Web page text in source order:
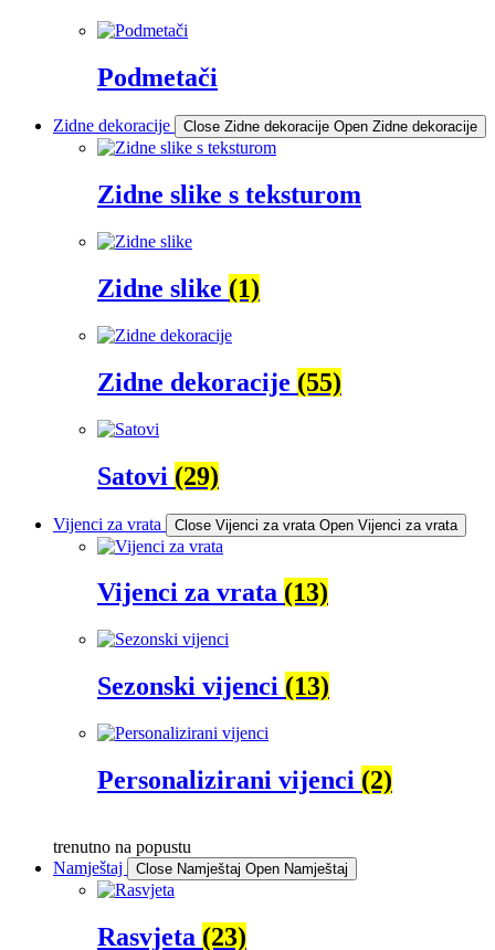
Podmetači
Zidne dekoracije Close Zidne dekoracije Open Zidne dekoracije
Zidne slike s teksturom
Zidne slike (1)
Zidne dekoracije (55)
Satovi (29)
Vijenci za vrata Close Vijenci za vrata Open Vijenci za vrata
Vijenci za vrata (13)
Sezonski vijenci (13)
Personalizirani vijenci (2)
trenutno na popustu
Namještaj
Close Namještaj Open Namještaj
Rasvjeta (23)